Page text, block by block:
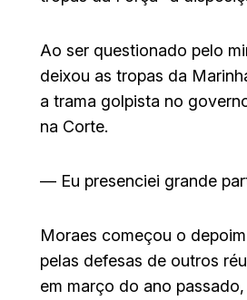
Ao ser questionado pelo
deixou as tropas da
a trama golpista no
na Corte.
— Eu presenciei grande
Moraes começou o
pelas defesas de outros
em março do ano